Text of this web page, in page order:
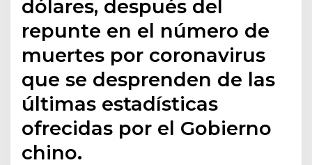
dólares, después del
repunte en el número de
muertes por coronavirus
que se desprenden de las
últimas estadísticas
ofrecidas por el Gobierno
chino.